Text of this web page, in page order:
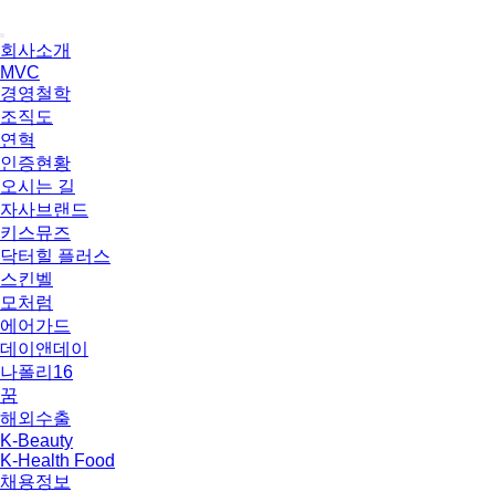
회사소개
MVC
경영철학
조직도
연혁
인증현황
오시는 길
자사브랜드
키스뮤즈
닥터힐 플러스
스킨벨
모처럼
에어가드
데이앤데이
나폴리16
꿈
해외수출
K-Beauty
K-Health Food
채용정보